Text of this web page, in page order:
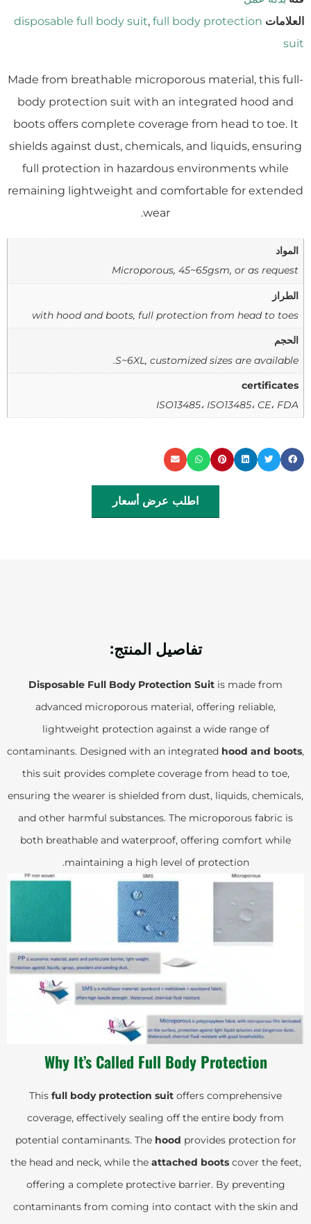
العلامات
disposable full body suit, full body protection
suit
Made from breathable microporous material, this full-
body protection suit with an integrated hood and
boots offers complete coverage from head to toe. It
shields against dust, chemicals, and liquids, ensuring
full protection in hazardous environments while
remaining lightweight and comfortable for extended
wear.
المواد
Microporous, 45~65gsm, or as request
الطراز
with hood and boots, full protection from head to toes
الحجم
S~6XL, customized sizes are available.
certificates
ISO13485، ISO13485، CE، FDA
اطلب عرض أسعار
تفاصيل المنتج:
Disposable Full Body Protection Suit is made from
advanced microporous material, offering reliable,
lightweight protection against a wide range of
contaminants. Designed with an integrated hood and boots,
this suit provides complete coverage from head to toe,
ensuring the wearer is shielded from dust, liquids, chemicals,
and other harmful substances. The microporous fabric is
both breathable and waterproof, offering comfort while
maintaining a high level of protection.
Why It’s Called Full Body Protection
This full body protection suit offers comprehensive
coverage, effectively sealing off the entire body from
potential contaminants. The hood provides protection for
the head and neck, while the attached bootscover the feet,
offering a complete protective barrier. By preventing
contaminants from coming into contact with the skin and